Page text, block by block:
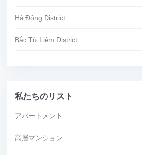
Hà Đông District
Bắc Từ Liêm District
私たちのリスト
アパートメント
高層マンション